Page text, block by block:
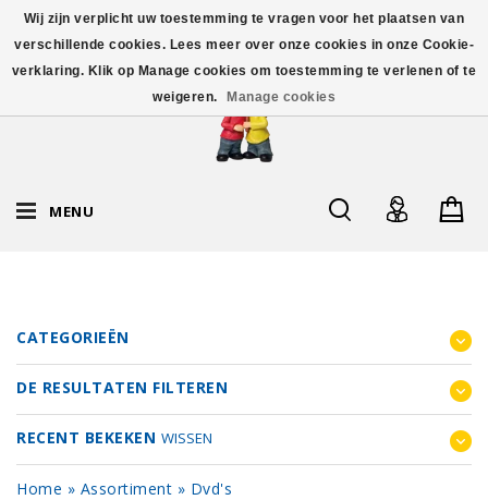
MENU
CATEGORIEËN
DE RESULTATEN FILTEREN
RECENT BEKEKEN WISSEN
Home » Assortiment » Dvd's
Wij zijn verplicht uw toestemming te vragen voor het plaatsen van
verschillende cookies. Lees meer over onze cookies in onze Cookie-
verklaring. Klik op Manage cookies om toestemming te verlenen of te
weigeren.
Manage cookies